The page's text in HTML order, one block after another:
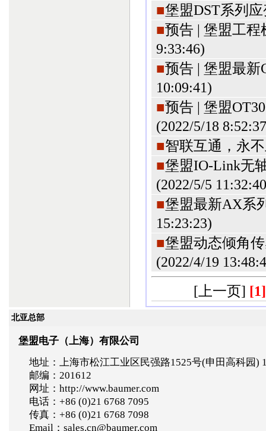
■堡盟DST系列
■预告 | 堡盟工
9:33:46)
■预告 | 堡盟最
10:09:41)
■预告 | 堡盟
(2022/5/18 8:52:37
■智联互通，永
■堡盟IO-Link无
(2022/5/5 11:32:40
■堡盟最新AX系
15:23:23)
■堡盟动态倾角
(2022/4/19
[上一页] [1]
北亚总部
堡盟电子（上海）有限公司
地址：上海市松江工业区民强路1525号(申田高科园)
邮编：201612
网址：http://www.baumer.com
电话：+86 (0)21 6768 7095
传真：+86 (0)21 6768 7098
Email：sales.cn@baumer.com